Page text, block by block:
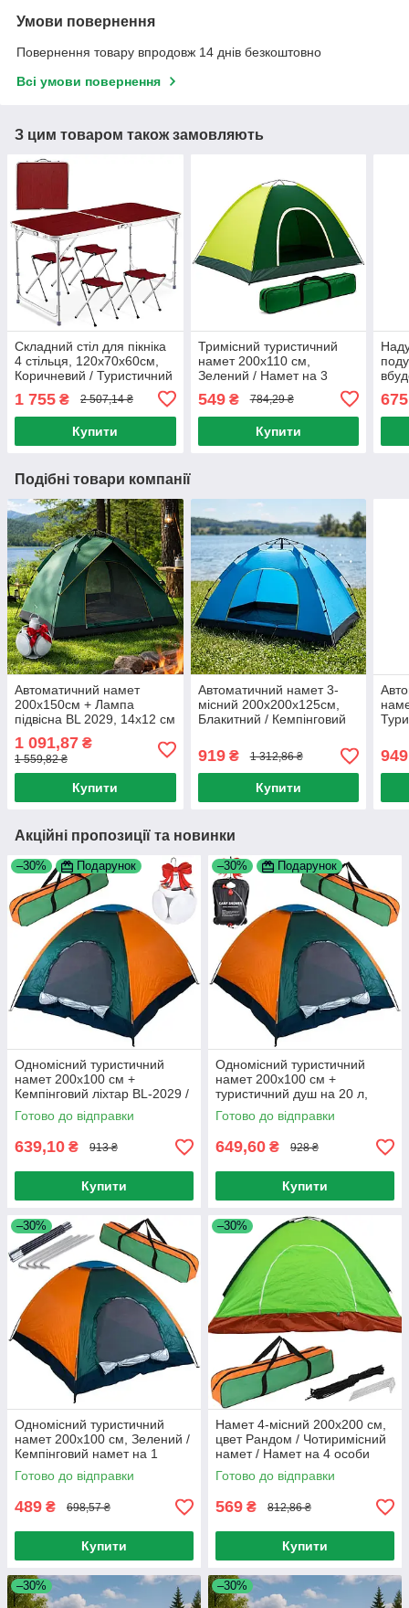
Умови повернення
Повернення товару впродовж 14 днів безкоштовно
Всі умови повернення
З цим товаром також замовляють
Складний стіл для пікніка
4 стільця, 120х70х60см,
Коричневий / Туристичний
стіл розкладний / Стіл для
кемпінгу
1 755 ₴ 2 507,14 ₴
Купити
Тримісний туристичний
намет 200х110 см,
Зелений / Намет на 3
намет
549₴ 784,29 ₴
Купити
Подібні товари компанії
Автоматичний намет
200х150см + Лампа
підвісна BL 2029, 14х12 см
/ Намет для кемпінгу
1 091,87 ₴
1 559,82 ₴
Купити
Автоматичний намет 3-
місний 200х200х125см,
Блакитний / Кемпінговий
намет для кемпінгу
919₴ 1 312,86 ₴
Купити
949
Акційні пропозиції та новинки
–30% Подарунок
Одномісний туристичний
намет 200х100 см +
Кемпінговий ліхтар BL-2029 /
Намет на 1 людину
Готово до відправки
639,10 ₴ 913 ₴
Купити
–30% Подарунок
Одномісний туристичний
намет 200х100 см +
туристичний душ на 20 л,
Easy Camp Solar Shower
Готово до відправки
649,60 ₴ 928 ₴
Купити
–30%
Одномісний туристичний
намет 200х100 см, Зелений /
Кемпінговий намет на 1
особу / Намет для відпочинку
Готово до відправки
489 ₴ 698,57 ₴
Купити
–30%
Намет 4-місний 200х200 см,
цвет Рандом / Чотиримісний
намет / Намет на 4 особи
Готово до відправки
569 ₴ 812,86 ₴
Купити
–30% –30%